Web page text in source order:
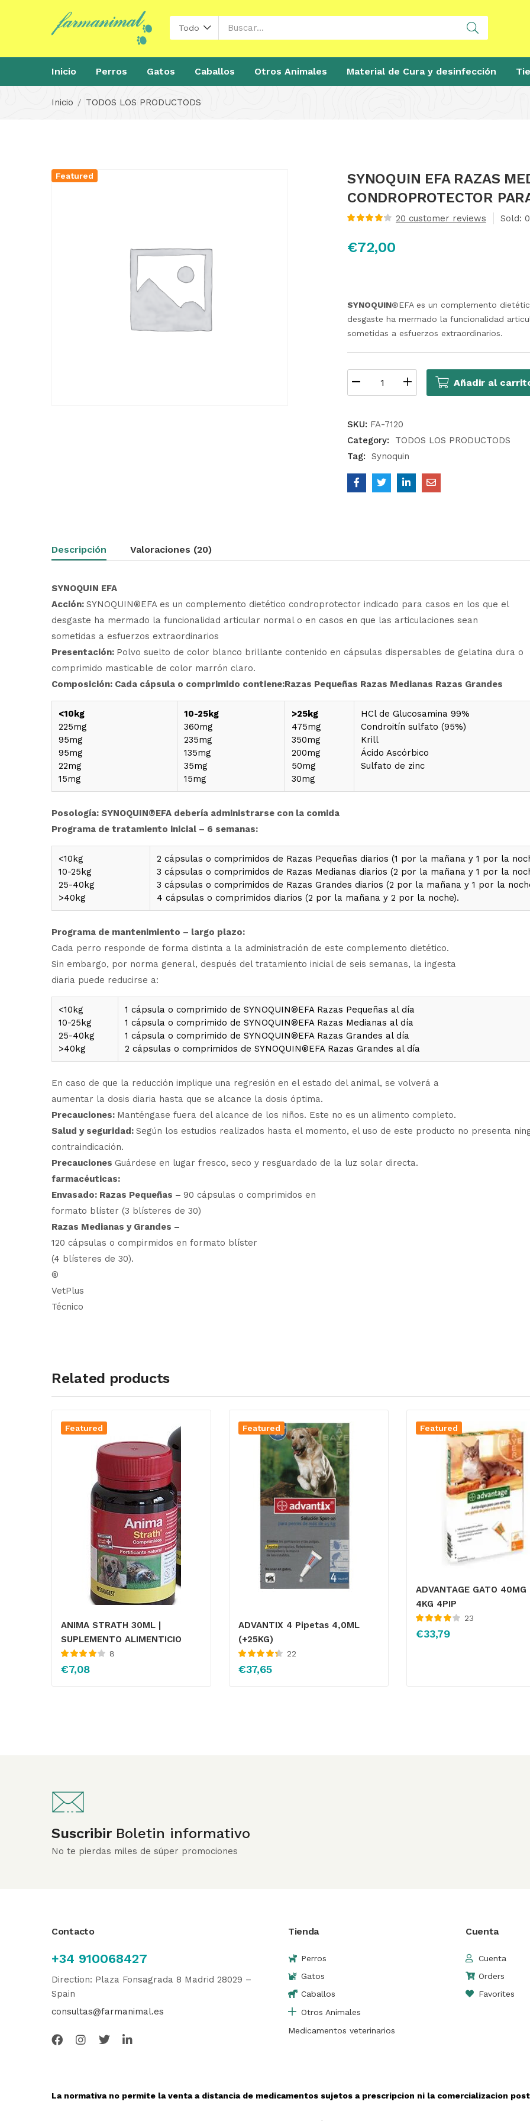
Todo
Inicio Perros Gatos Caballos Otros Animales Material de Cura y desinfección
Inicio TODOS LOS PRODUCTODS
Featured
SYNOQUIN EFA RAZAS
CONDROPROTECTOR
5 en base
a
20 customer reviews Sold: 0
€72,00
SYNOQUIN®EFA es un complemento
desgaste ha mermado la funcionalidad
sometidas a esfuerzos extraordinarios.
Añadir al
SKU: FA-7120
Category:
TODOS LOS PRODUCTODS
Tag:
Synoquin
Descripción Valoraciones (20)
SYNOQUIN EFA
Acción: SYNOQUIN®EFA es un complemento dietético condroprotector indicado para casos en los que el
desgaste ha mermado la funcionalidad articular normal o en casos en que las articulaciones sean
sometidas a esfuerzos extraordinarios
Presentación: Polvo suelto de color blanco brillante contenido en cápsulas dispersables de gelatina dura o
comprimido masticable de color marrón claro.
Composición: Cada cápsula o comprimido contiene:Razas Pequeñas Razas Medianas Razas Grandes
<10kg
225mg
95mg
95mg
22mg
15mg
10-25kg
360mg
235mg
135mg
35mg
15mg
>25kg
475mg
350mg
200mg
50mg
30mg
HCl de Glucosamina 99%
Condroitín sulfato (95%)
Krill
Ácido Ascórbico
Sulfato de zinc
Posología: SYNOQUIN®EFA debería administrarse con la comida
Programa de tratamiento inicial – 6 semanas:
<10kg
10-25kg
25-40kg
>40kg
2 cápsulas o comprimidos de Razas Pequeñas diarios (1 por la mañana y 1 por la
3 cápsulas o comprimidos de Razas Medianas diarios (2 por la mañana y 1 por la
3 cápsulas o comprimidos de Razas Grandes diarios (2 por la mañana y 1 por la
4 cápsulas o comprimidos diarios (2 por la mañana y 2 por la noche).
Programa de mantenimiento – largo plazo:
Cada perro responde de forma distinta a la administración de este complemento dietético.
Sin embargo, por norma general, después del tratamiento inicial de seis semanas, la ingesta
diaria puede reducirse a:
<10kg
10-25kg
25-40kg
>40kg
1 cápsula o comprimido de SYNOQUIN®EFA Razas Pequeñas al día
1 cápsula o comprimido de SYNOQUIN®EFA Razas Medianas al día
1 cápsula o comprimido de SYNOQUIN®EFA Razas Grandes al día
2 cápsulas o comprimidos de SYNOQUIN®EFA Razas Grandes al día
En caso de que la reducción implique una regresión en el estado del animal, se volverá a
aumentar la dosis diaria hasta que se alcance la dosis óptima.
Precauciones: Manténgase fuera del alcance de los niños. Este no es un alimento completo.
Salud y seguridad: Según los estudios realizados hasta el momento, el uso de este producto no presenta
contraindicación.
Precauciones Guárdese en lugar fresco, seco y resguardado de la luz solar directa.
farmacéuticas:
Envasado: Razas Pequeñas – 90 cápsulas o comprimidos en
formato blíster (3 blísteres de 30)
Razas Medianas y Grandes –
120 cápsulas o compirmidos en formato blíster
(4 blísteres de 30).
®
VetPlus
Técnico
Related products
Featured
ANIMA STRATH 30ML |
SUPLEMENTO ALIMENTICIO
con4.00
8
€7,08
Featured
ADVANTIX 4 Pipetas 4,0ML
(+25KG)
4.43de 5
22
€37,65
Featured
ADVANTAGE GATO
4KG 4PIP
con4.05
23
€33,79
Suscribir Boletin informativo
No te pierdas miles de súper promociones
Contacto
+34 910068427
Direction: Plaza Fonsagrada 8 Madrid 28029 –
Spain
consultas@farmanimal.es
Tienda
Perros
Gatos
Caballos
Otros Animales
Medicamentos veterinarios
Cuenta
Cuenta
Orders
Favorites
La normativa no permite la venta a distancia de medicamentos sujetos a prescripcion ni la comercializacion